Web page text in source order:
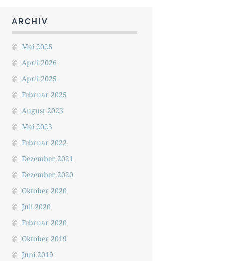
ARCHIV
Mai 2026
April 2026
April 2025
Februar 2025
August 2023
Mai 2023
Februar 2022
Dezember 2021
Dezember 2020
Oktober 2020
Juli 2020
Februar 2020
Oktober 2019
Juni 2019